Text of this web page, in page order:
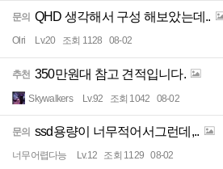
문의 QHD 생각해서 구성 해보았는데..
Olri Lv.20 조회 1128 08-02
추천 350만원대 참고 견적입니다.
Skywalkers Lv.92 조회 1042 08-02
문의 ssd용량이 너무적어서그런데,..
너무어렵다능 Lv.12 조회 1129 08-02